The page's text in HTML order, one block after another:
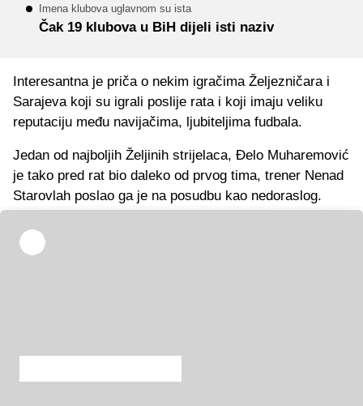
Imena klubova uglavnom su ista
Čak 19 klubova u BiH dijeli isti naziv
Interesantna je priča o nekim igračima Željezničara i
Sarajeva koji su igrali poslije rata i koji imaju veliku
reputaciju među navijačima, ljubiteljima fudbala.
Jedan od najboljih Željinih strijelaca, Đelo Muharemović
je tako pred rat bio daleko od prvog tima, trener Nenad
Starovlah poslao ga je na posudbu kao nedoraslog.